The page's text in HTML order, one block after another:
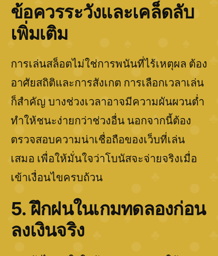
ข้อควรระวังและเคล็ดลับ
เพิ่มเติม
การเล่นสล็อตไม่ใช่การพนันที่ไร้เหตุผล ต้อง
อาศัยสถิติและการสังเกต การเลือกเวลาเล่น
ก็สำคัญ บางช่วงเวลาอาจมีความผันผวนต่ำ
ทำให้ชนะง่ายกว่าช่วงอื่น นอกจากนี้ต้อง
ตรวจสอบความน่าเชื่อถือของเว็บที่เล่น
เสมอ เพื่อให้มั่นใจว่าโบนัสจะจ่ายจริงเมื่อ
เข้าเงื่อนไขครบถ้วน
5. ฝึกฝนในเกมทดลองก่อน
ลงเงินจริง